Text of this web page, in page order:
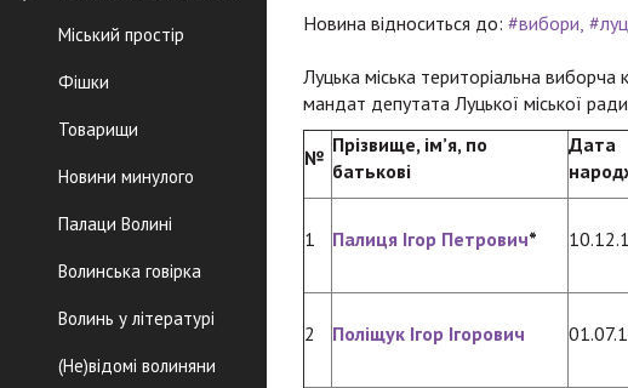
Міський простір
Фішки
Товарищи
Новини минулого
Палаци Волині
Волинська говірка
Волинь у літературі
(Не)відомі волиняни
Новина відноситься до: #вибори
Луцька міська територіальна виборча
мандат депутата Луцької міської
№
Прізвище, ім’я, по
батькові
Дата
1 Палиця Ігор Петрович*
2 Поліщук Ігор Ігорович